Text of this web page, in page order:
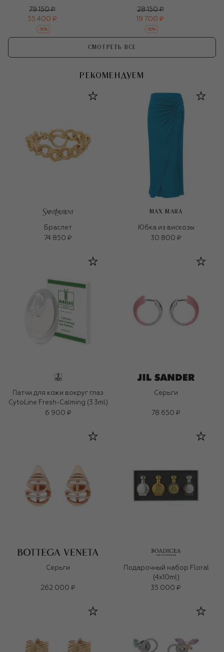
79 150 ₽
55 400 ₽
-30%
28 150 ₽
19 700 ₽
-30%
СМОТРЕТЬ ВСЕ
РЕКОМЕНДУЕМ
Браслет
74 850 ₽
MAX MARA
Юбка из вискозы
30 800 ₽
Патчи для кожи вокруг глаз
CytoLine Fresh-Calming (3.3ml)
6 900 ₽
Серьги
78 650 ₽
Серьги
262 000 ₽
Подарочный набор Floral
(4x10ml)
35 000 ₽